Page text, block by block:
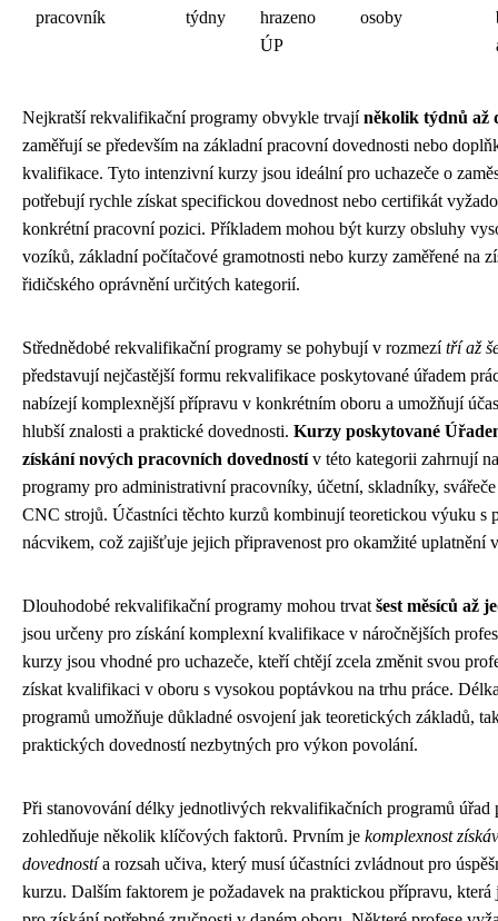
pracovník
týdny
hrazeno
ÚP
osoby
Nejkratší rekvalifikační programy obvykle trvajíněkolik týdnů až
zaměřují se především na základní pracovní dovednosti nebo
kvalifikace. Tyto intenzivní kurzy jsou ideální pro uchazeče o
potřebují rychle získat specifickou dovednost nebo certifikát
konkrétní pracovní pozici. Příkladem mohou být kurzy obsluhy
vozíků, základní počítačové gramotnosti nebo kurzy zaměřené na
řidičského oprávnění určitých kategorií.
Střednědobé rekvalifikační programy se pohybují v rozmezítří až
představují nejčastější formu rekvalifikace poskytované úřadem
nabízejí komplexnější přípravu v konkrétním oboru a umožňují
hlubší znalosti a praktické dovednosti. Kurzy poskytované
získání nových pracovních dovednostív této kategorii zahrnují
programy pro administrativní pracovníky, účetní, skladníky,
CNC strojů. Účastníci těchto kurzů kombinují teoretickou výuku s
nácvikem, což zajišťuje jejich připravenost pro okamžité uplatnění
Dlouhodobé rekvalifikační programy mohou trvat šest měsíců až
jsou určeny pro získání komplexní kvalifikace v náročnějších
kurzy jsou vhodné pro uchazeče, kteří chtějí zcela změnit svou
získat kvalifikaci v oboru s vysokou poptávkou na trhu práce.
programů umožňuje důkladné osvojení jak teoretických základů,
praktických dovedností nezbytných pro výkon povolání.
Při stanovování délky jednotlivých rekvalifikačních programů úřad
zohledňuje několik klíčových faktorů. Prvním je komplexnost
dovednostía rozsah učiva, který musí účastníci zvládnout pro
kurzu. Dalším faktorem je požadavek na praktickou přípravu, která